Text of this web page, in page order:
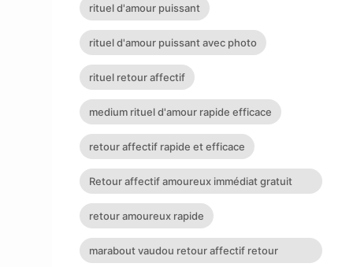
rituel d'amour puissant
rituel d'amour puissant avec photo
rituel retour affectif
medium rituel d'amour rapide efficace
retour affectif rapide et efficace
Retour affectif amoureux immédiat gratuit
Rituel retour affectif
retour amoureux rapide
marabout vaudou retour affectif retour